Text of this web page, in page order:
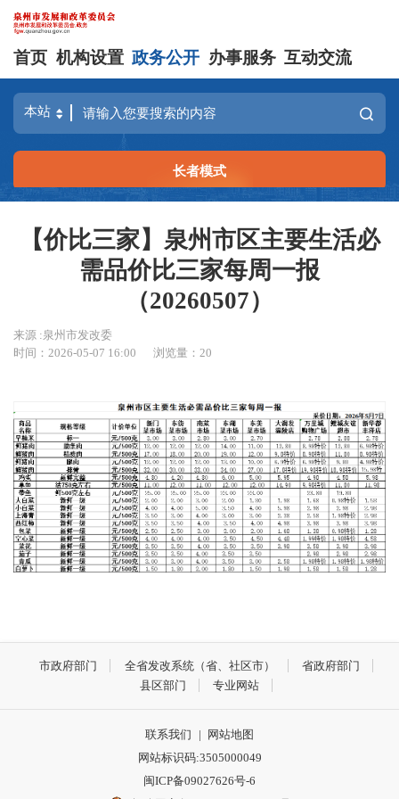
首页 机构设置 政务公开 办事服务 互动交流
长者模式
【价比三家】泉州市区主要生活必
需品价比三家每周一报
（20260507）
来源 :泉州市发改委
时间：2026-05-07 16:00
浏览量：20
市政府部门 全省发改系统（省、社区市）
省政府部门
县区部门
专业网站
联系我们 |
网站地图
网站标识码:3505000049
闽ICP备09027626号-6